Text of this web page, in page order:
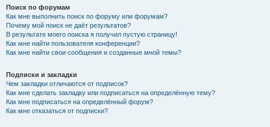
Поиск по форумам
Как мне выполнить поиск по форуму или форумам?
Почему мой поиск не даёт результатов?
В результате моего поиска я получил пустую страницу!
Как мне найти пользователя конференции?
Как мне найти свои сообщения и созданные мной темы?
Подписки и закладки
Чем закладки отличаются от подписок?
Как мне сделать закладку или подписаться на определённую тему?
Как мне подписаться на определённый форум?
Как мне отказаться от подписки?